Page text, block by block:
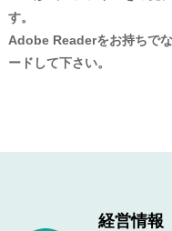
す。
Adobe Readerをお持ちで
ードして下さい。
経営情報